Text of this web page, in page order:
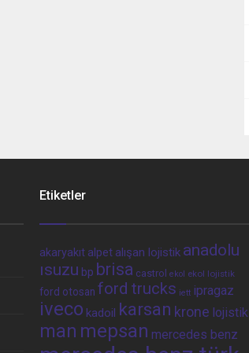
Etiketler
akaryakıt alpet alışan lojistik anadolu
ısuzu bp brisa castrol ekol ekol lojistik
ford otosan ford trucks iett ipragaz
iveco kadoil karsan krone lojistik
man mepsan mercedes benz